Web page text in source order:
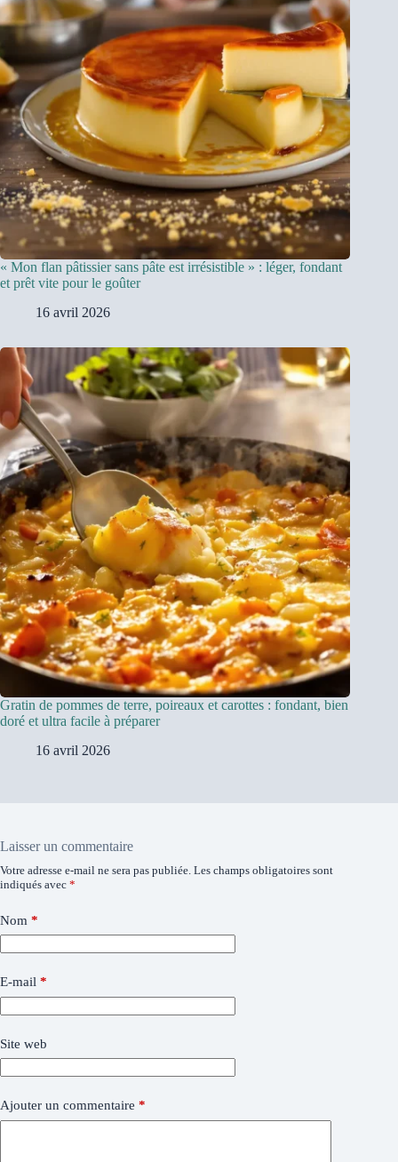
« Mon flan pâtissier sans pâte est irrésistible » : léger, fondant
et prêt vite pour le goûter
16 avril 2026
Gratin de pommes de terre, poireaux et carottes : fondant, bien
doré et ultra facile à préparer
16 avril 2026
Laisser un commentaire
Votre adresse e-mail ne sera pas publiée. Les champs obligatoires sont
indiqués avec *
Nom *
E-mail *
Site web
Ajouter un commentaire *